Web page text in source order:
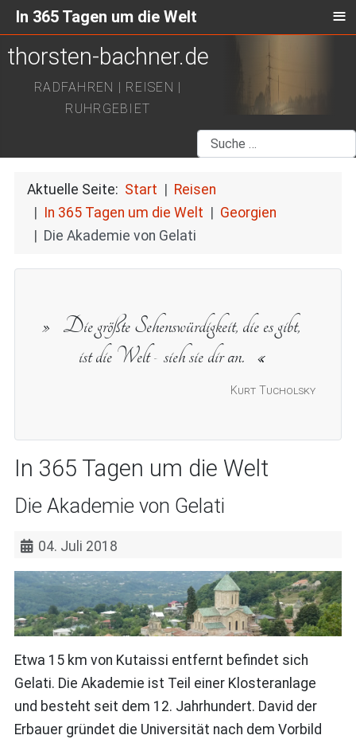
thorsten-bachner.de
RADFAHREN | REISEN |
RUHRGEBIET
Suchen
Aktuelle Seite: Start
Reisen
In 365 Tagen um die Welt
Georgien
Die Akademie von Gelati
Kurt Tucholsky
Die größte Sehenswürdigkeit, die es gibt,
ist die Welt - sieh sie dir an.
In 365 Tagen um die Welt
Die Akademie von Gelati
04. Juli 2018
Etwa 15 km von Kutaissi entfernt befindet sich
Gelati. Die Akademie ist Teil einer Klosteranlage
und besteht seit dem 12. Jahrhundert. David der
Erbauer gründet die Universität nach dem Vorbild
In 365 Tagen um die Welt ≡